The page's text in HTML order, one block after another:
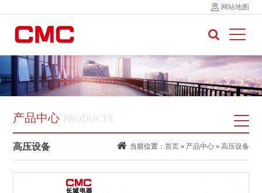
网站地图
产品中心 PRODUCTS
高压设备 当前位置： 首页 » 产品中心 » 高压设备